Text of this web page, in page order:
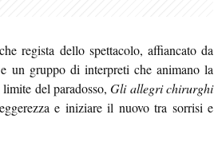
regista dello spettacolo, affiancato da
un gruppo di interpreti che animano la
del paradosso,Gli allegri chirurghi
e iniziare il nuovo tra sorrisi e